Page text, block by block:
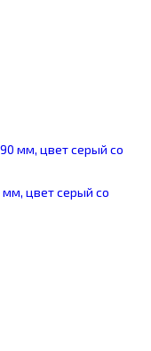
мм, цвет серый со